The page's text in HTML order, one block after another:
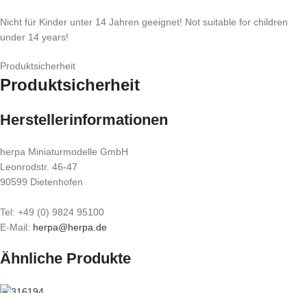
Nicht für Kinder unter 14 Jahren geeignet! Not suitable for children
under 14 years!
Produktsicherheit
Produktsicherheit
Herstellerinformationen
herpa Miniaturmodelle GmbH
Leonrodstr. 46-47
90599 Dietenhofen
Tel: +49 (0) 9824 95100
E-Mail: herpa@herpa.de
Ähnliche Produkte